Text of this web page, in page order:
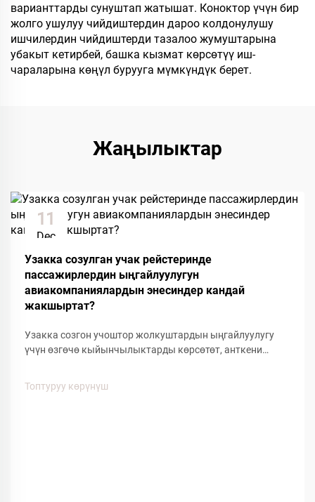
варианттарды сунуштап жатышат. Коноктор үчүн бир
жолго ушулуу чийдиштердин дароо колдонулушу
ишчилердин чийдиштерди тазалоо жумуштарына
убакыт кетирбей, башка кызмат көрсөтүү иш-
чараларына көңүл бурууга мүмкүндүк берет.
Жаңылыктар
11
Dec
Узакка созулган учак рейстеринде
пассажирлердин ыңгайлуулугун
авиакомпаниялардын энесиндер кандай
жакшыртат?
Узакка созгон учоштор жолкуштардын ыңгайлуулугу
үчүн өзгөчө кыйынчылыктарды көрсөтөт, анткени
жакшылыгына таасирин тийгизет. Авиалиниялардын
Топтуруу көрүнүш